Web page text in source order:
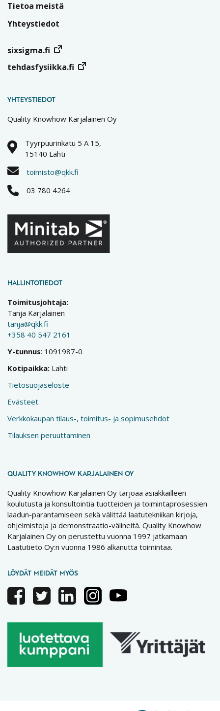
Tietoa meistä
Yhteystiedot
sixsigma.fi
tehdasfysiikka.fi
YHTEYSTIEDOT
Quality Knowhow Karjalainen Oy
Tyyrpuurinkatu 5 A 15,
15140 Lahti
toimisto@qkk.fi
03 780 4264
HALLINTOTIEDOT
Toimitusjohtaja:
Tanja Karjalainen
tanja@qkk.fi
+358 40 547 2161
Y-tunnus: 1091987-0
Kotipaikka: Lahti
Tietosuojaseloste
Evästeet
Verkkokaupan tilaus-, toimitus- ja sopimusehdot
Tilauksen peruuttaminen
QUALITY KNOWHOW KARJALAINEN OY
Quality Knowhow Karjalainen Oy tarjoaa asiakkailleen
koulutusta ja konsultointia tuotteiden ja toimintaprosessien
laadun-parantamiseen sekä välittää laatutekniikan kirjoja,
ohjelmistoja ja demonstraatio-välineitä. Quality Knowhow
Karjalainen Oy on perustettu vuonna 1997 jatkamaan
Laatutieto Oy:n vuonna 1986 alkanutta toimintaa.
LÖYDÄT MEIDÄT MYÖS
FacebookTwitterLinkedinInstagramYoutube